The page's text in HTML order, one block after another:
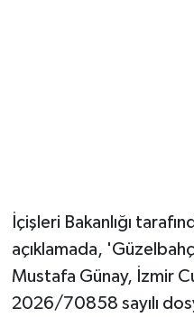
İçişleri Bakanlığı
açıklamada,
Mustafa Günay, İzmir
2026/70858 sayılı